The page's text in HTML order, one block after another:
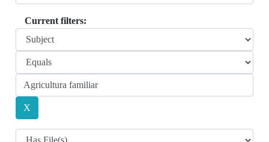
Current filters: